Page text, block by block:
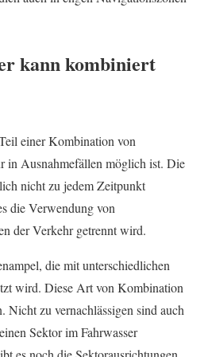
kann kombiniert
einer Kombination von
in Ausnahmefällen möglich ist. Die
nicht zu jedem Zeitpunkt
die Verwendung von
der Verkehr getrennt wird.
die mit unterschiedlichen
wird. Diese Art von Kombination
Nicht zu vernachlässigen sind auch
Sektor im Fahrwasser